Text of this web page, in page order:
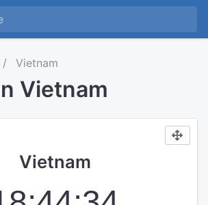
Vietnam
Vietnam
Vietnam